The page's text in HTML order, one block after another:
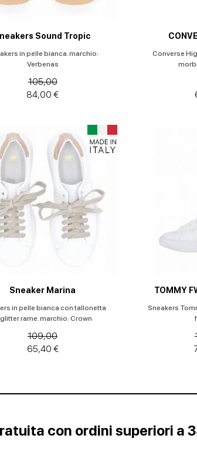
Sound Tropic
in pelle bianca. marchio:
Verbenas
105,00
84,00 €
Converse
Sneaker Marina
in pelle bianca con tallonetta
rame. marchio: Crown
109,00
65,40 €
TOMMY
Sneakers
con ordini superiori a